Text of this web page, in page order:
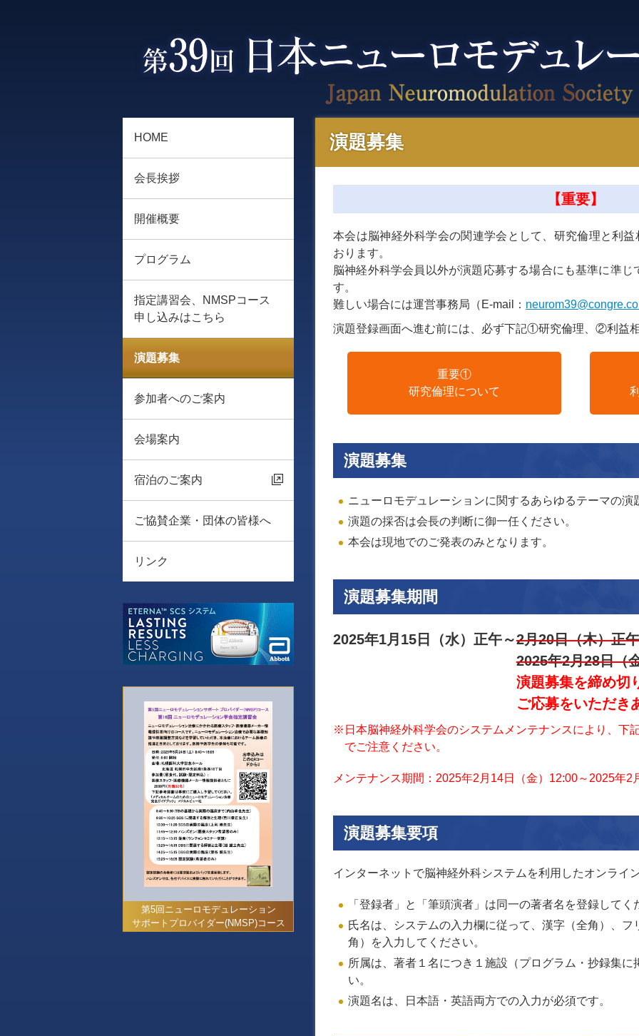
HOME
会長挨拶
開催概要
プログラム
指定講習会、NMSPコース
申し込みはこちら
演題募集
参加者へのご案内
会場案内
宿泊のご案内
ご協賛企業・団体の皆様へ
リンク
第5回ニューロモデュレーション
サポートプロバイダー(NMSP)コース
演題募集
【重要】
本会は脳神経外科学会の関連学会として、研究倫理と利
おります。
脳神経外科学会員以外が演題応募する場合にも基準に準
す。
難しい場合には運営事務局（E-mail：
演題登録画面へ進む前には、必ず下記①研究倫理、②利益
重要①
研究倫理について
演題募集
ニューロモデュレーションに関するあらゆるテーマの演
演題の採否は会長の判断に御一任ください。
本会は現地でのご発表のみとなります。
演題募集期間
2025年1月15日（水）正午～2月20日（木）正午
2025年2月28日（
演題募集を締め切
ご応募をいただき
※日本脳神経外科学会のシステムメンテナンスにより、下
でご注意ください。
メンテナンス期間：2025年2月14日（金）12:00～2025年2
演題募集要項
インターネットで脳神経外科システムを利用したオンライ
「登録者」と「筆頭演者」は同一の著者名を登録してく
氏名は、システムの入力欄に従って、漢字（全角）、
角）を入力してください。
所属は、著者１名につき１施設（プログラム・抄録集
い。
演題名は、日本語・英語両方での入力が必須です。